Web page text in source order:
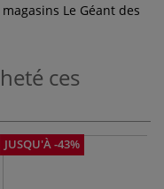
Le Géant des
ces
JUSQU'À -43%